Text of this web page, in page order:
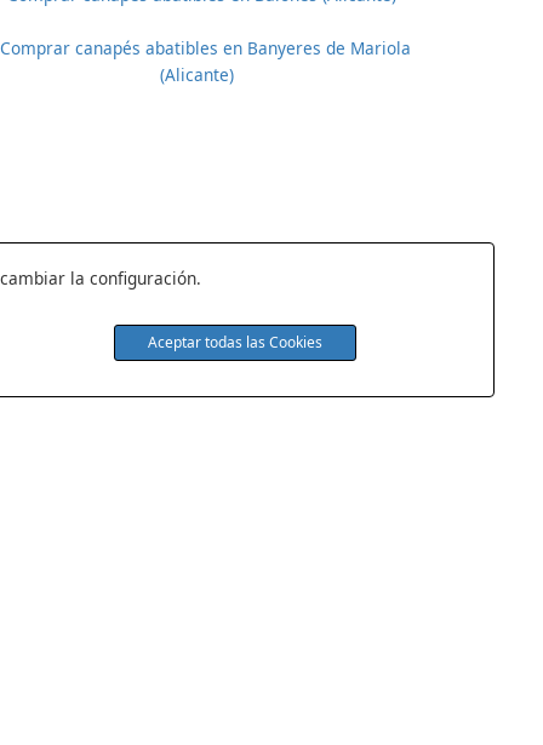
Comprar canapés abatibles en Banyeres de Mariola
(Alicante)
la configuración.
Aceptar todas las Cookies